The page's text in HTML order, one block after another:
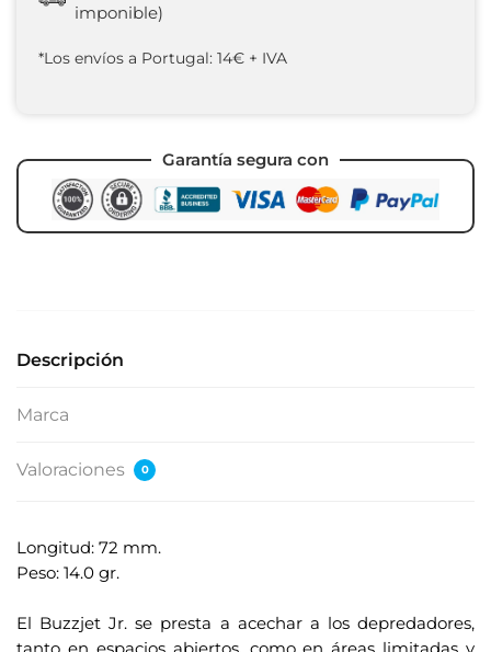
imponible)
*Los envíos a Portugal: 14€ + IVA
Garantía segura con
Descripción
Marca
Valoraciones 0
Longitud: 72 mm.
Peso: 14.0 gr.
El Buzzjet Jr. se presta a acechar a los depredadores,
tanto en espacios abiertos, como en áreas limitadas y